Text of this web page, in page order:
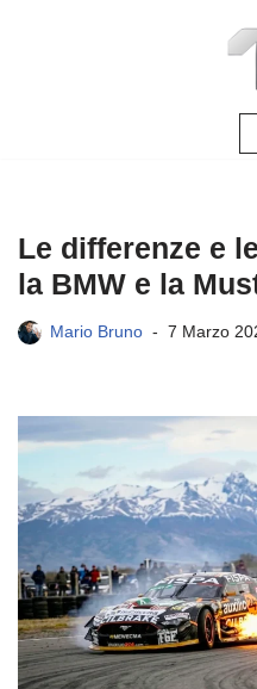
Le differenze e
la BMW e la
Mario Bruno 7 Marzo